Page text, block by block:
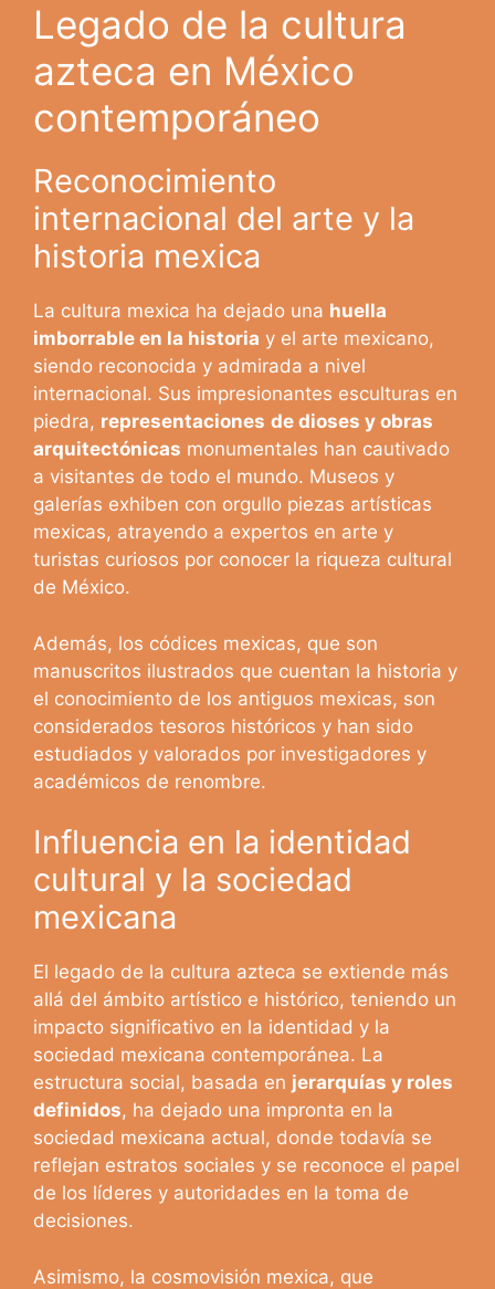
Legado de la cultura
azteca en México
contemporáneo
Reconocimiento
internacional del arte y la
historia mexica
La cultura mexica ha dejado una huella
imborrable en la historia y el arte mexicano,
siendo reconocida y admirada a nivel
internacional. Sus impresionantes esculturas en
piedra, representaciones de dioses y obras
arquitectónicas monumentales han cautivado
a visitantes de todo el mundo. Museos y
galerías exhiben con orgullo piezas artísticas
mexicas, atrayendo a expertos en arte y
turistas curiosos por conocer la riqueza cultural
de México.
Además, los códices mexicas, que son
manuscritos ilustrados que cuentan la historia y
el conocimiento de los antiguos mexicas, son
considerados tesoros históricos y han sido
estudiados y valorados por investigadores y
académicos de renombre.
Influencia en la identidad
cultural y la sociedad
mexicana
El legado de la cultura azteca se extiende más
allá del ámbito artístico e histórico, teniendo un
impacto significativo en la identidad y la
sociedad mexicana contemporánea. La
estructura social, basada en jerarquías y roles
definidos, ha dejado una impronta en la
sociedad mexicana actual, donde todavía se
reflejan estratos sociales y se reconoce el papel
de los líderes y autoridades en la toma de
decisiones.
Asimismo, la cosmovisión mexica, que